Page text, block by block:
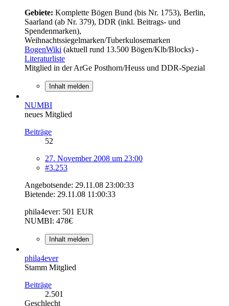
Gebiete: Komplette Bögen Bund (bis Nr. 1753), Berlin,
Saarland (ab Nr. 379), DDR (inkl. Beitrags- und
Spendenmarken),
Weihnachtssiegelmarken/Tuberkulosemarken
BogenWiki (aktuell rund 13.500 Bögen/Klb/Blocks) -
Literaturliste
Mitglied in der ArGe Posthorn/Heuss und DDR-Spezial
Inhalt melden
NUMBI
neues Mitglied
Beiträge
52
27. November 2008 um 23:00
#3.253
Angebotsende: 29.11.08 23:00:33
Bietende: 29.11.08 11:00:33
phila4ever: 501 EUR
NUMBI: 478€
Inhalt melden
phila4ever
Stamm Mitglied
Beiträge
2.501
Geschlecht